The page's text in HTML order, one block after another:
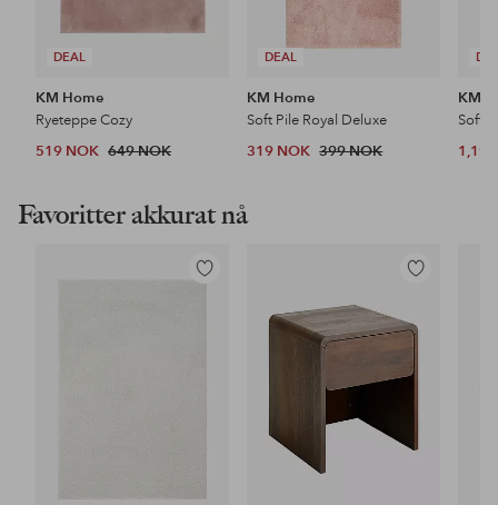
DEAL
KM Home
Ryeteppe Cozy
519 NOK 649 NOK
DEAL
KM Home
Soft Pile Royal Deluxe
319 NOK 399 NOK
KM
Soft
Favoritter akkurat nå
Legg
Legg
favoritter